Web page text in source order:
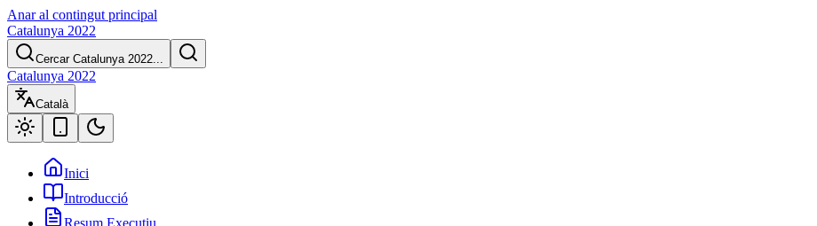
Anar al contingut principal
Catalunya 2022
Cercar Catalunya 2022...
Catalunya 2022
Català
Inici
Introducció
Resum Executiu